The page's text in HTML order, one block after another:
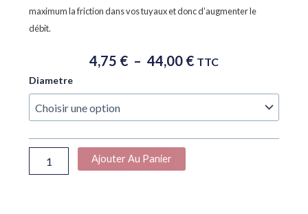
client
maximum la friction dans vos tuyaux et donc d’augmenter le
débit.
4,75 € – 44,00 €Plage
Prix :
À
44,00 €
TTC
Diametre
quantité
de
Raccord
grand
PVC
Ajouter Au Panier